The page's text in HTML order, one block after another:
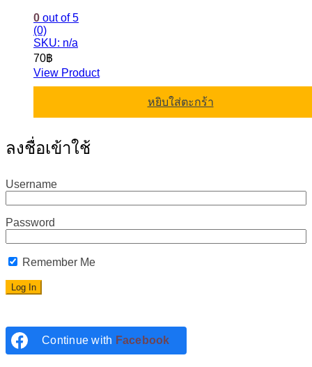
0 out of 5
(0)
SKU: n/a
70฿
View Product
หยิบใส่ตะกร้า
ลงชื่อเข้าใช้
Username
Password
Remember Me
Continue with Facebook